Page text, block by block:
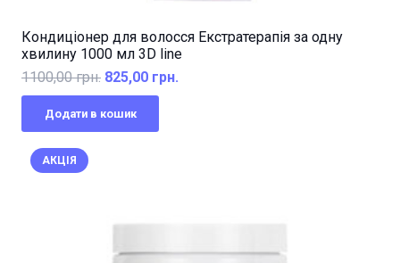
Кондиціонер для волосся Екстратерапія за одну
хвилину 1000 мл 3D line
1100,00грн. Оригінальна
ціна:
825,00 грн.
Додати в кошик
АКЦІЯ